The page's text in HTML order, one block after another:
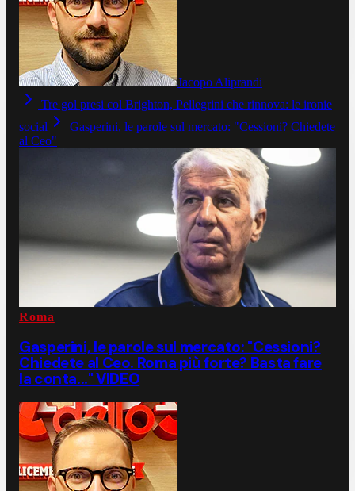
Jacopo Aliprandi
Tre gol presi col Brighton, Pellegrini che rinnova: le ironie
social
Gasperini, le parole sul mercato: "Cessioni? Chiedete
al Ceo"
Roma
Gasperini, le parole sul mercato: "Cessioni?
Chiedete al Ceo. Roma più forte? Basta fare
la conta..." VIDEO